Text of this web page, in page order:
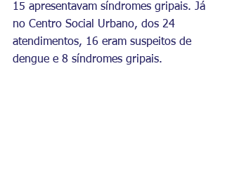
15 apresentavam síndromes gripais. Já
no Centro Social Urbano, dos 24
atendimentos, 16 eram suspeitos de
dengue e 8 síndromes gripais.